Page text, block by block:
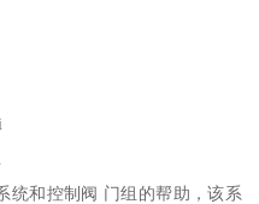
统和控制阀 门组的帮助，该系